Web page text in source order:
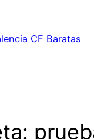
CF Baratas